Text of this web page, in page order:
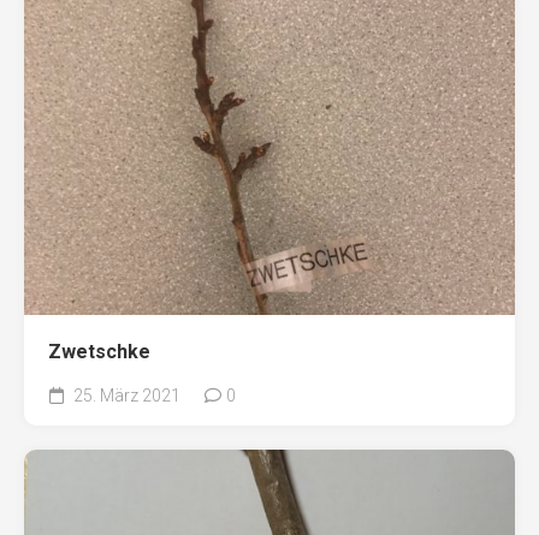
Zwetschke
25. März 2021 0